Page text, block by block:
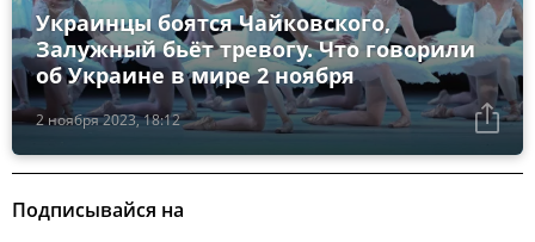
2 ноября 2023, 18:12
Украинцы боятся Чайковского,
Залужный бьёт тревогу. Что говорили
об Украине в мире 2 ноября
Подписывайся на